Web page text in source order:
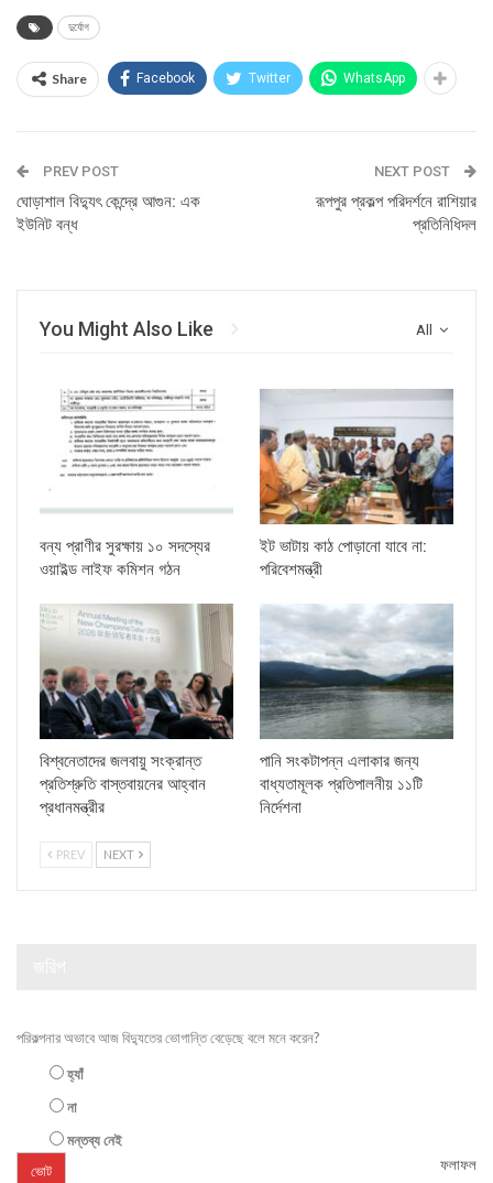
দুর্যোগ
Share Facebook Twitter WhatsApp
PREV POST
ঘোড়াশাল বিদ্যুৎ কেন্দ্রে আগুন: এক
ইউনিট বন্ধ
NEXT POST
রূপপুর প্রকল্প পরিদর্শনে রাশিয়ার
প্রতিনিধিদল
All
You Might Also Like
বন্য প্রাণীর সুরক্ষায় ১০ সদস্যের
ওয়াইল্ড লাইফ কমিশন গঠন
ইট ভাটায় কাঠ পোড়ানো যাবে না:
পরিবেশমন্ত্রী
বিশ্বনেতাদের জলবায়ু সংক্রান্ত
প্রতিশ্রুতি বাস্তবায়নের আহ্বান
প্রধানমন্ত্রীর
পানি সংকটাপন্ন এলাকার জন্য
বাধ্যতামূলক প্রতিপালনীয় ১১টি
নির্দেশনা
PREV NEXT
পরিকল্পনার অভাবে আজ বিদ্যুতের ভোগান্তি বেড়েছে বলে মনে করেন?
হ্যাঁ
না
মন্তব্য নেই
ফলাফল